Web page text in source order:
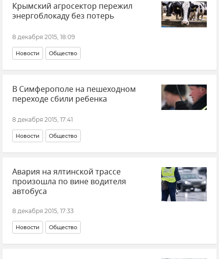
Крымский агросектор пережил
энергоблокаду без потерь
8 декабря 2015, 18:09
Новости Общество
В Симферополе на пешеходном
переходе сбили ребенка
8 декабря 2015, 17:41
Новости Общество
Авария на ялтинской трассе
произошла по вине водителя
автобуса
8 декабря 2015, 17:33
Новости Общество